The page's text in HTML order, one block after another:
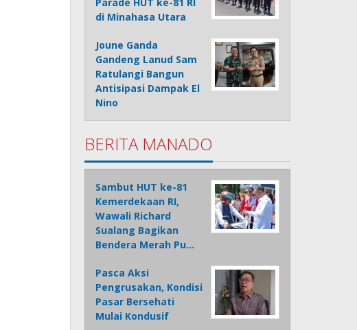
di Minahasa Utara
Joune Ganda
Gandeng Lanud Sam
Ratulangi Bangun
Antisipasi Dampak El
Nino
BERITA MANADO
Sambut HUT ke-81
Kemerdekaan RI,
Wawali Richard
Sualang Bagikan
Bendera Merah Pu…
Pasca Aksi
Pengrusakan, Kondisi
Pasar Bersehati
Mulai Kondusif